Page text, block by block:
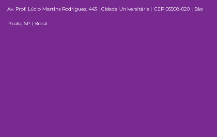
Av. Prof. Lúcio Martins Rodrigues, 443 | Cidade Universitária | CEP 05508-020 | São
Paulo, SP | Brasil